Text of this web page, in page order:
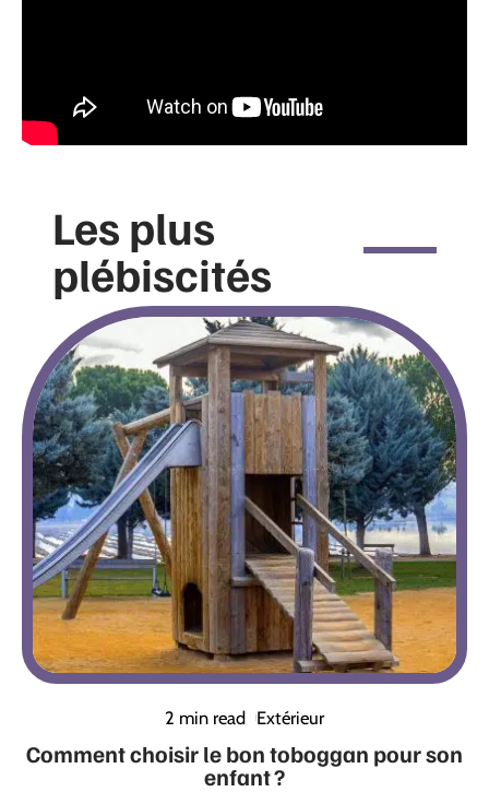
Les plus
plébiscités
2 min read Extérieur
Comment choisir le bon toboggan pour son
enfant ?